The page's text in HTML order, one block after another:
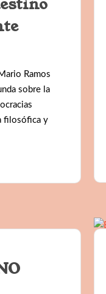
Ramos
sobre la
filosófica y